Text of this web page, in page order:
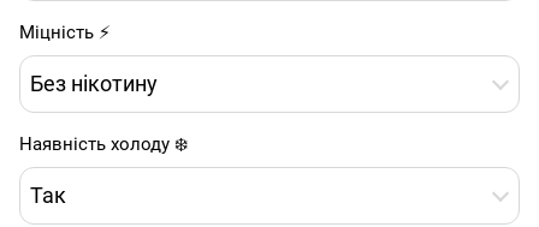
Міцність ⚡
Без нікотину
Наявність холоду ❄️
Так